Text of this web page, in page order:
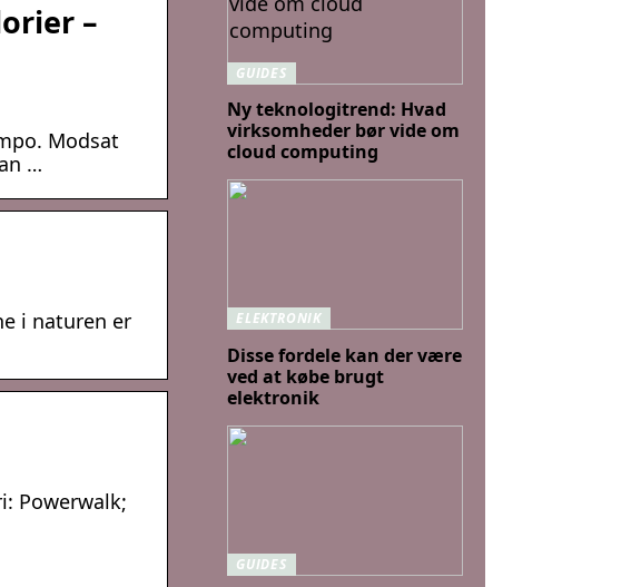
–
Modsat
…
i naturen er
Powerwalk;
GUIDES
Ny teknologitrend: Hvad
virksomheder bør vide om
cloud computing
ELEKTRONIK
Disse fordele kan der være
ved at købe brugt
elektronik
GUIDES